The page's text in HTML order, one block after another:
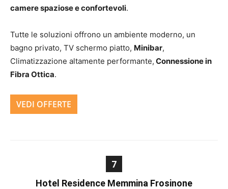
camere spaziose e confortevoli.
Tutte le soluzioni offrono un ambiente moderno, un
bagno privato, TV schermo piatto, Minibar,
Climatizzazione altamente performante, Connessione in
Fibra Ottica.
VEDI OFFERTE
7
Hotel Residence Memmina Frosinone